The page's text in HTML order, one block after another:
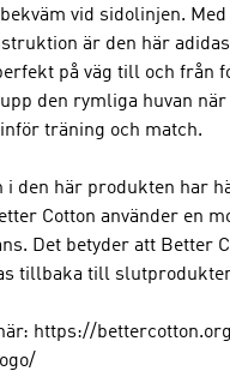
vid sidolinjen.
är den här
på väg till och från
den rymliga huvan
träning och match.
i den här produkten har
Cotton använder en
Det betyder att Better
tillbaka till
https://